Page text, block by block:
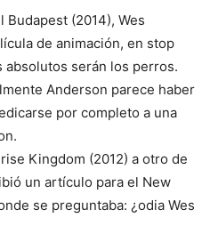
(2014), Wes
de animación, en stop
serán los perros.
Anderson parece haber
por completo a una
Kingdom (2012) a otro de
un artículo para el New
se preguntaba: ¿odia Wes